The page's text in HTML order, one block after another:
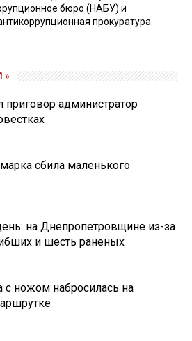
бюро (НАБУ) и
прокуратура
»
приговор администратор
сбила маленького
на Днепропетровщине из-за
и шесть раненых
ножом набросилась на